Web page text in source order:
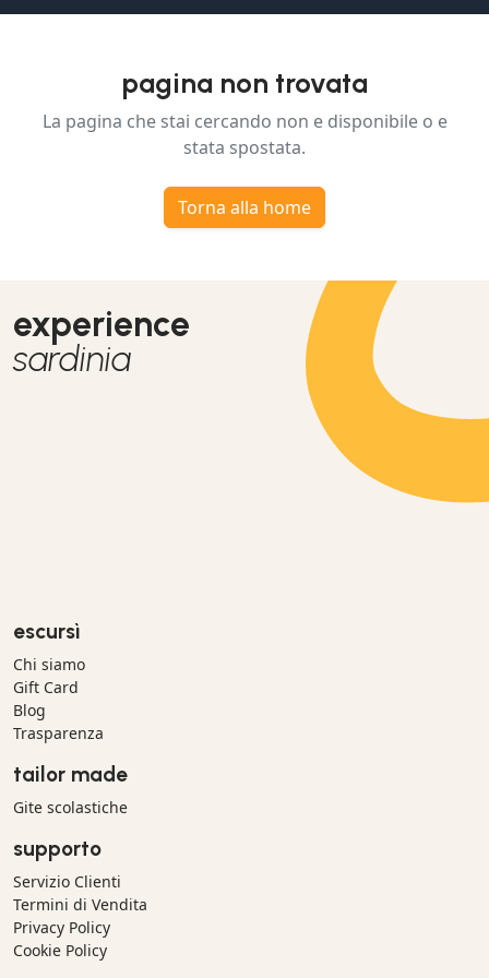
pagina non trovata
La pagina che stai cercando non e disponibile o e
stata spostata.
Torna alla home
experience
sardinia
escursì
Chi siamo
Gift Card
Blog
Trasparenza
tailor made
Gite scolastiche
supporto
Servizio Clienti
Termini di Vendita
Privacy Policy
Cookie Policy